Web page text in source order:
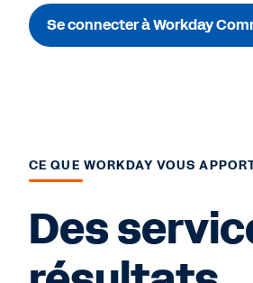
Se connecter à Workday
CE QUE WORKDAY VOUS
Des